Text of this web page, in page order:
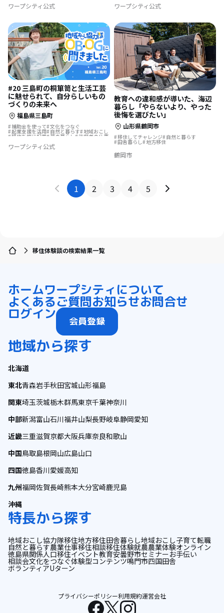
ワープシティ公式 子育て移住
リノベーション・リフォームして
ワープシティ公式
#20 三島町の桐箪笥と生活工芸
に魅せられて、自分らしいもの
づくりの未来へ
福島県三島町
補助金を使って 文化をつなぐ
起業支援を活用 自然と暮らす 地域おこし
移住を機に起業 夢の暮らし 後継者の仕事
伝統をつなぐ
地域おこし協力隊に聞いてみた
ワープシティ公式
教育への違和感が導いた、海辺
暮らし「やらないより、やった
後悔を選びたい」
山形県鶴岡市
移住してチャレンジ 自然と暮らす
田舎暮らし 地方移住
鶴岡市
1 2 3 4 5
移住体験談の検索結果一覧
ホームワープシティについて
よくあるご質問お知らせお問合せ
ログイン 会員登録
地域から探す
北海道
東北青森岩手秋田宮城山形福島
関東埼玉茨城栃木群馬東京千葉神奈川
中部新潟富山石川福井山梨長野岐阜静岡愛知
近畿三重滋賀京都大阪兵庫奈良和歌山
中国鳥取島根岡山広島山口
四国徳島香川愛媛高知
九州福岡佐賀長崎熊本大分宮崎鹿児島
沖縄
特長から探す
地域おこし協力隊移住地方移住田舎暮らし地域おこし子育て転職
自然と暮らす農業仕事移住相談移住体験就農農業体験オンライン
徳島県関係人口移住イベント教育安曇野市セミナーお手伝い
相談会文化をつなぐ体験型コンテンツ鳴門市四国田舎
ボランティアUターン
プライバシーポリシー利用規約運営会社